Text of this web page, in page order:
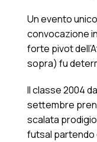
Un evento
convocazione in
forte pivot
sopra) fu
Il classe 2004
settembre
scalata
futsal partendo